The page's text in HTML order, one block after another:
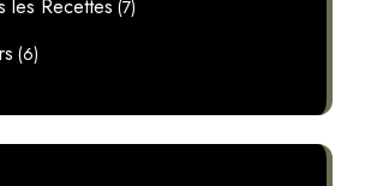
les Recettes (7)
(6)